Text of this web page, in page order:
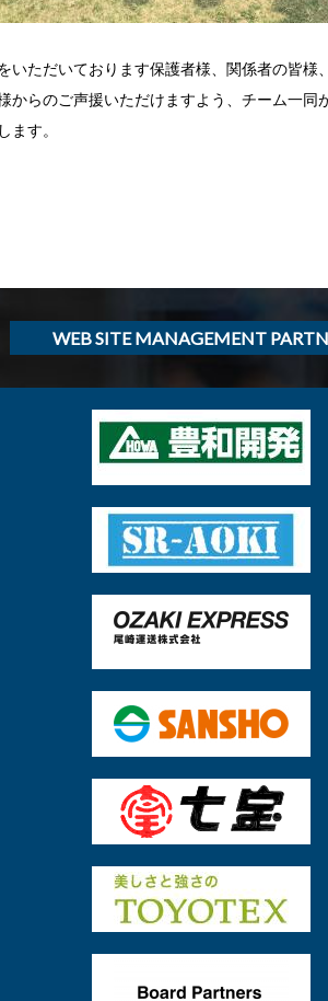
いただいております保護者様、関係者の皆様
からのご声援いただけますよう、チーム一同
ます。
WEB SITE MANAGEMENT